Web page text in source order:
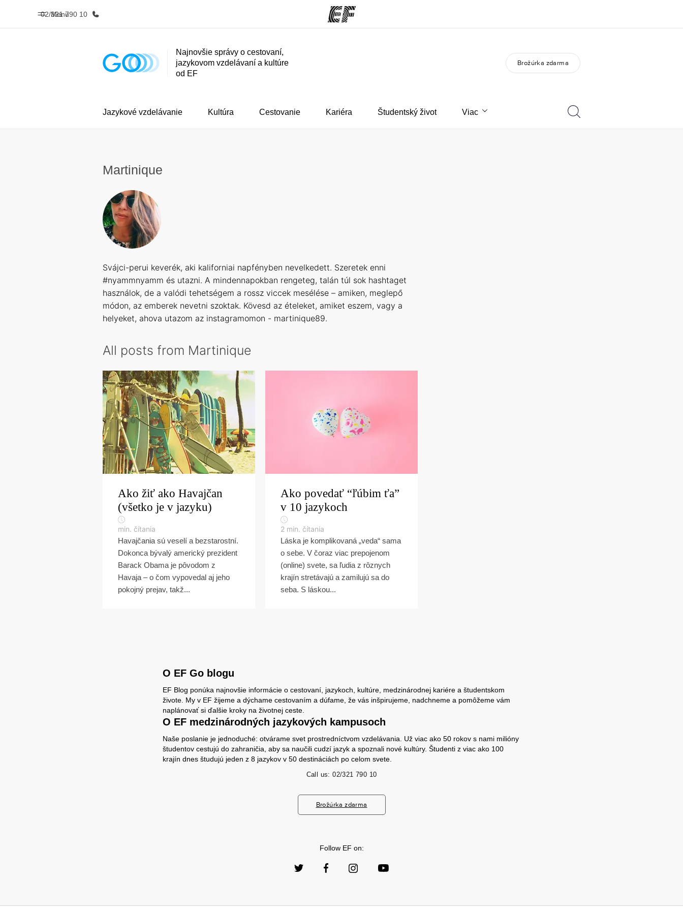
Menu
02/321 790 10
Domov EF programy
Pozrite si všetko čo robíme
Kariéra v EF
Najnovšie správy o cestovaní,
jazykovom vzdelávaní a kultúre
od EF
Brožúrka zdarma
Jazykové vzdelávanie Kultúra Cestovanie Kariéra Študentský život Viac
Martinique
Svájci-perui keverék, aki kaliforniai napfényben nevelkedett. Szeretek enni
#nyammnyamm és utazni. A mindennapokban rengeteg, talán túl sok hashtaget
használok, de a valódi tehetségem a rossz viccek mesélése – amiken, meglepő
módon, az emberek nevetni szoktak. Kövesd az ételeket, amiket eszem, vagy a
helyeket, ahova utazom az instagramomon - martinique89.
All posts from Martinique
Ako žiť ako Havajčan
(všetko je v jazyku)
min. čítania
Havajčania sú veselí a bezstarostní.
Dokonca bývalý americký prezident
Barack Obama je pôvodom z
Havaja – o čom vypovedal aj jeho
pokojný prejav, takž...
Ako povedať “ľúbim ťa”
v 10 jazykoch
2 min. čítania
Láska je komplikovaná „veda“ sama
o sebe. V čoraz viac prepojenom
(online) svete, sa ľudia z rôznych
krajín stretávajú a zamilujú sa do
seba. S láskou...
O EF Go blogu
EF Blog ponúka najnovšie informácie o cestovaní, jazykoch, kultúre, medzinárodnej kariére a študentskom
živote. My v EF žijeme a dýchame cestovaním a dúfame, že vás inšpirujeme, nadchneme a pomôžeme vám
naplánovať si ďalšie kroky na životnej ceste.
O EF medzinárodných jazykových kampusoch
Naše poslanie je jednoduché: otvárame svet prostredníctvom vzdelávania. Už viac ako 50 rokov s nami milióny
študentov cestujú do zahraničia, aby sa naučili cudzí jazyk a spoznali nové kultúry. Študenti z viac ako 100
krajín dnes študujú jeden z 8 jazykov v 50 destináciách po celom svete.
Call us: 02/321 790 10
Brožúrka zdarma
Follow EF on: